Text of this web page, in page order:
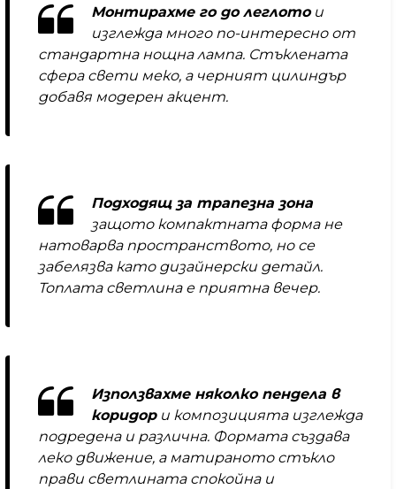
Монтирахме го до леглотои
изглежда много по-интересно от
стандартна нощна лампа. Стъклената
сфера свети меко, а черният цилиндър
добавя модерен акцент.
Подходящ за трапезна зона
защото компактната форма не
натоварва пространството, но се
забелязва като дизайнерски детайл.
Топлата светлина е приятна вечер.
Използвахме няколко пендела в
коридори композицията изглежда
подредена и различна. Формата създава
леко движение, а матираното стъкло
прави светлината спокойна и